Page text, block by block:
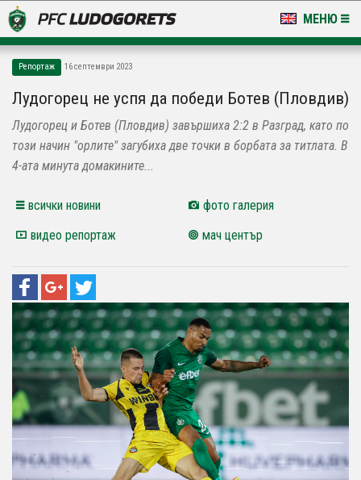
МЕНЮ
LUDOGORETS TV
НА ТЕРЕНА
СТАДИОН & БАЗИ
КЛУБ
ЗА ФЕНОВЕ
Репортаж 16 септември 2023
Лудогорец не успя да победи Ботев (Пловдив)
Лудогорец и Ботев (Пловдив) завършиха 2:2 в Разград, като по
този начин "орлите" загубиха две точки в борбата за титлата. В
4-ата минута домакините...
всички новини
фото галерия
видео репортаж
мач център